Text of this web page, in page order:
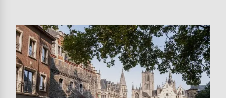
Image